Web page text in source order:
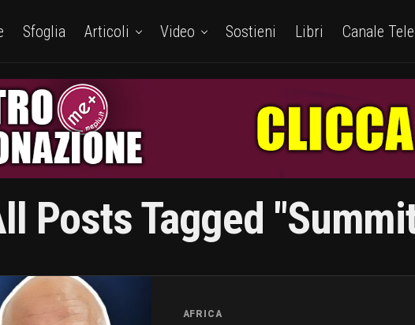
Sfoglia Articoli Video Sostieni Libri Canale
Posts Tagged
AFRICA